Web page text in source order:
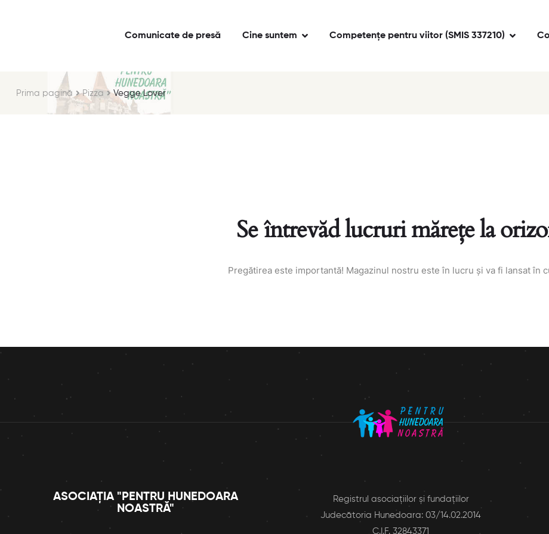
Comunicate de presă Cine suntem Competențe pentru viitor (SMIS 337210)
Prima pagină Pizza Vegge Lover
Se întrevăd lucruri mărețe la
Pregătirea este importantă! Magazinul nostru este în lucru și va fi lansat în
ASOCIAȚIA "PENTRU HUNEDOARA
NOASTRĂ"
Registrul asociaţiilor şi fundaţiilor
Judecătoria Hunedoara: 03/14.02.2014
C.I.F. 32843371